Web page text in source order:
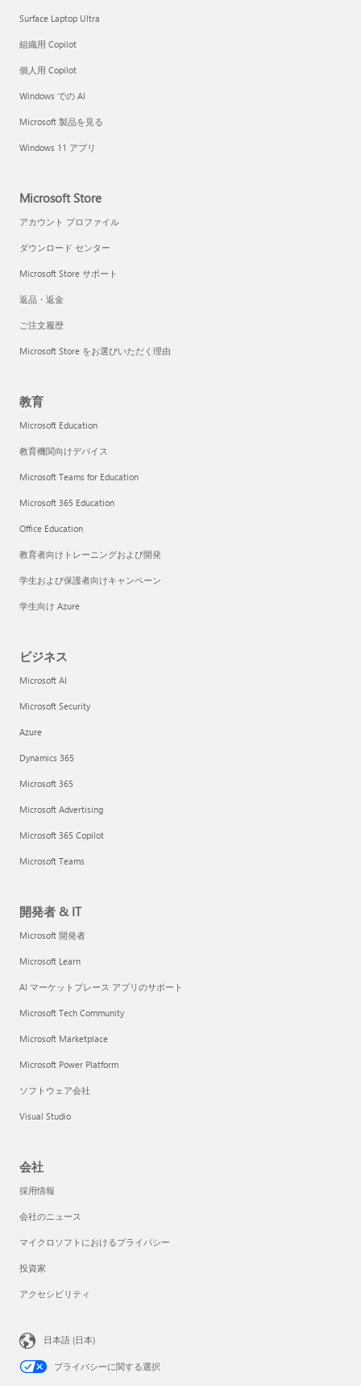
Surface Laptop Ultra
組織用 Copilot
個人用 Copilot
Windows での AI
Microsoft 製品を見る
Windows 11 アプリ
Microsoft Store
アカウント プロファイル
ダウンロード センター
Microsoft Store サポート
返品・返金
ご注文履歴
Microsoft Store をお選びいただく理由
教育
Microsoft Education
教育機関向けデバイス
Microsoft Teams for Education
Microsoft 365 Education
Office Education
教育者向けトレーニングおよび開発
学生および保護者向けキャンペーン
学生向け Azure
ビジネス
Microsoft AI
Microsoft Security
Azure
Dynamics 365
Microsoft 365
Microsoft Advertising
Microsoft 365 Copilot
Microsoft Teams
開発者 & IT
Microsoft 開発者
Microsoft Learn
AI マーケットプレース アプリのサポート
Microsoft Tech Community
Microsoft Marketplace
Microsoft Power Platform
ソフトウェア会社
Visual Studio
会社
採用情報
会社のニュース
マイクロソフトにおけるプライバシー
投資家
アクセシビリティ
日本語 (日本)
プライバシーに関する選択